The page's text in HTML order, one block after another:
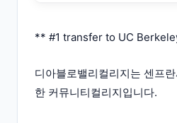
** #1 transfer to UC
디아블로밸리컬리지는 센프
한 커뮤니티컬리지입니다.